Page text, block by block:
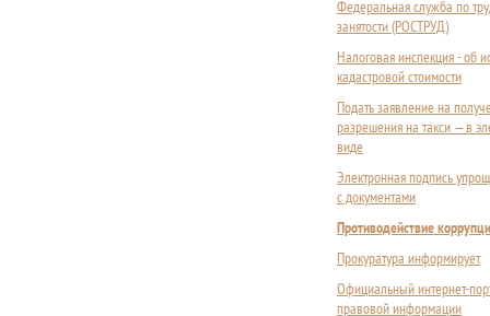
Федеральная служба по
занятости (РОСТРУД)
Налоговая инспекция - об
кадастровой стоимости
Подать заявление на
разрешения на такси — в
виде
Электронная подпись
с документами
Противодействие
Прокуратура информирует
Официальный интернет-
правовой информации